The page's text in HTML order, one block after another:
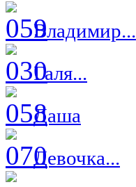
Владимир...
Галя...
Даша
Девочка...